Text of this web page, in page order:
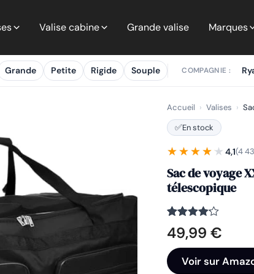
Valise cabine Grande valise Marques
Grande Petite Rigide Souple COMPAGNIE :
Accueil › Valises ›
✅En stock
★★★★★
★★★★★ 4,1(4
Sac de voyage
télescopique
Noté
4.1
sur 5
sur
4439
notations
49,99 €
Voir sur